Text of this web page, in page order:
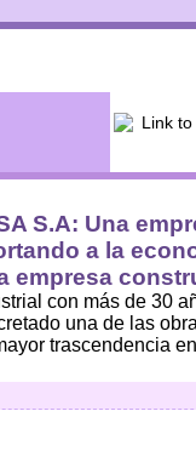
S.A: Una
a la
empresa
con más de 30
una de las
trascendencia